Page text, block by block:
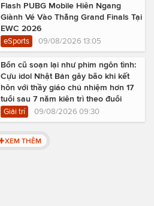
Flash PUBG Mobile Hiên Ngang
Giành Vé Vào Thẳng Grand Finals Tại
EWC 2026
eSports 09/08/2026 13:05
Bổn cũ soạn lại như phim ngôn tình:
Cựu idol Nhật Bản gây bão khi kết
hôn với thầy giáo chủ nhiệm hơn 17
tuổi sau 7 năm kiên trì theo đuổi
Giải trí 09/08/2026 09:30
XEM THÊM